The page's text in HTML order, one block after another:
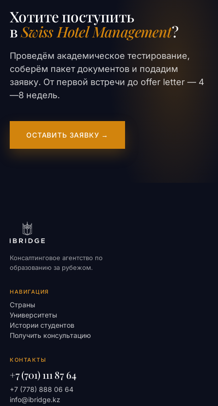
Хотите поступить
вSwiss Hotel Management?
Проведём академическое тестирование,
соберём пакет документов и подадим
заявку. От первой встречи до offer letter — 4
—8 недель.
ОСТАВИТЬ ЗАЯВКУ →
Консалтинговое агентство по
образованию за рубежом.
НАВИГАЦИЯ
Страны
Университеты
Истории студентов
Получить консультацию
КОНТАКТЫ
+7 (701) 111 87 64
+7 (778) 888 06 64
info@ibridge.kz